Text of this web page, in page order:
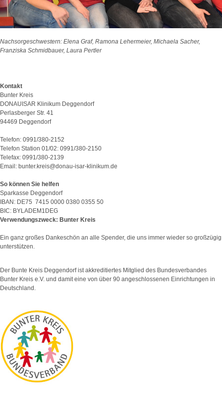
Nachsorgeschwestern: Elena Graf, Ramona Lehermeier, Michaela Sacher,
Franziska Schmidbauer, Laura Pertler
Kontakt
Bunter Kreis
DONAUISAR Klinikum Deggendorf
Perlasberger Str. 41
94469 Deggendorf
Telefon: 0991/380-2152
Telefon Station 01/02: 0991/380-2150
Telefax: 0991/380-2139
Email: bunter.kreis@donau-isar-klinikum.de
So können Sie helfen
Sparkasse Deggendorf
IBAN: DE75 7415 0000 0380 0355 50
BIC: BYLADEM1DEG
Verwendungszweck: Bunter Kreis
Ein ganz großes Dankeschön an alle Spender, die uns immer wieder so großzügig
unterstützen.
Der Bunte Kreis Deggendorf ist akkreditiertes Mitglied des Bundesverbandes
Bunter Kreis e.V. und damit eine von über 90 angeschlossenen Einrichtungen in
Deutschland.